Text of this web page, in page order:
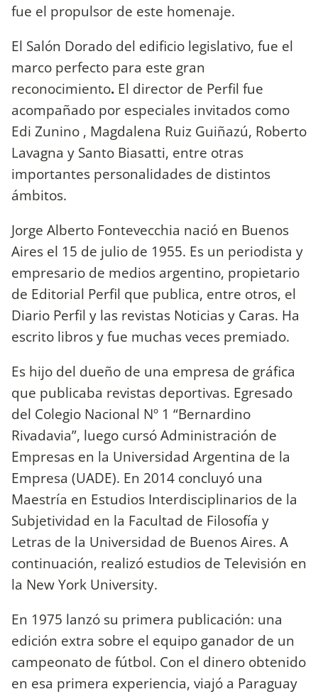
fue el propulsor de este homenaje.
El Salón Dorado del edificio legislativo, fue el
marco perfecto para este gran
reconocimiento. El director de Perfil fue
acompañado por especiales invitados como
Edi Zunino , Magdalena Ruiz Guiñazú, Roberto
Lavagna y Santo Biasatti, entre otras
importantes personalidades de distintos
ámbitos.
Jorge Alberto Fontevecchia nació en Buenos
Aires el 15 de julio de 1955. Es un periodista y
empresario de medios argentino, propietario
de Editorial Perfil que publica, entre otros, el
Diario Perfil y las revistas Noticias y Caras. Ha
escrito libros y fue muchas veces premiado.
Es hijo del dueño de una empresa de gráfica
que publicaba revistas deportivas. Egresado
del Colegio Nacional Nº 1 “Bernardino
Rivadavia”, luego cursó Administración de
Empresas en la Universidad Argentina de la
Empresa (UADE). En 2014 concluyó una
Maestría en Estudios Interdisciplinarios de la
Subjetividad en la Facultad de Filosofía y
Letras de la Universidad de Buenos Aires. A
continuación, realizó estudios de Televisión en
la New York University.
En 1975 lanzó su primera publicación: una
edición extra sobre el equipo ganador de un
campeonato de fútbol. Con el dinero obtenido
en esa primera experiencia, viajó a Paraguay